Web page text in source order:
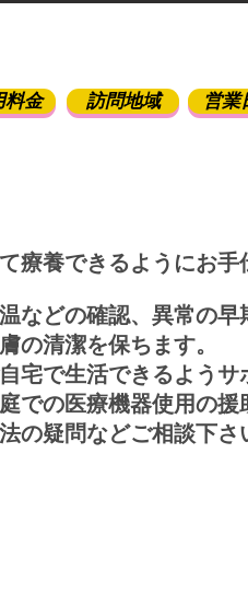
料金 訪問地域 営業
療養できるようにお手
などの確認、異常の早
の清潔を保ちます。
宅で生活できるようサ
での医療機器使用の援
の疑問などご相談下さ